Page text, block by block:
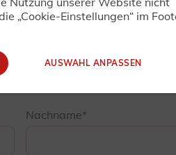
oder
Nachname
„Cookie-Einstellungen“ im
AUSWAHL ANPASSEN